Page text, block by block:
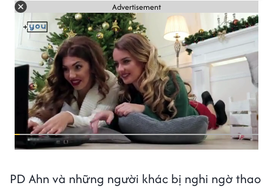
Advertisement
PD Ahn và những người khác bị nghi ngờ thao